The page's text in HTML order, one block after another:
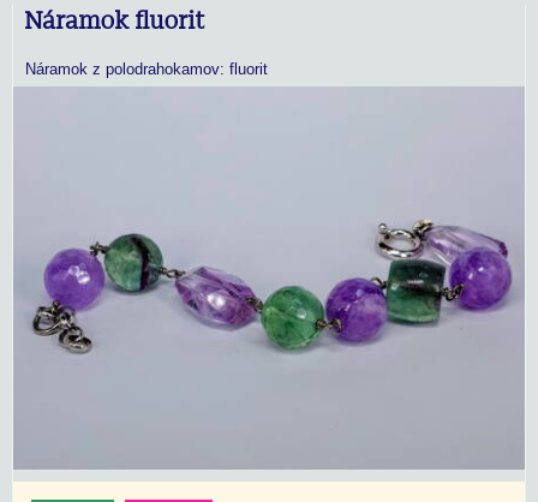
Náramok fluorit
Náramok z polodrahokamov: fluorit